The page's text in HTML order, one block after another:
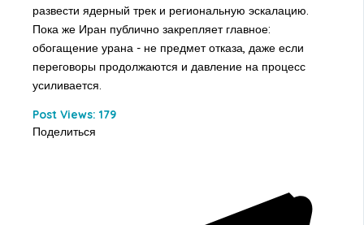
развести ядерный трек и региональную эскалацию.
Пока же Иран публично закрепляет главное:
обогащение урана - не предмет отказа, даже если
переговоры продолжаются и давление на процесс
усиливается.
Post Views: 179
Поделиться